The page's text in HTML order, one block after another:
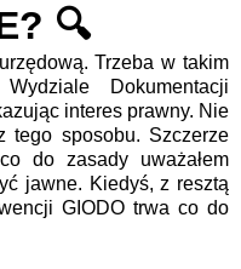
🔍
Trzeba w takim
Dokumentacji
interes prawny. Nie
tego sposobu. Szczerze
do zasady uważałem
jawne. Kiedyś, z resztą
GIODO trwa co do